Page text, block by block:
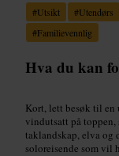
#Utsikt #Utendørs
#Familievennlig
Hva du kan
Kort, lett besøk til en
vindutsatt på
taklandskap, elva og
soloreisende som vil